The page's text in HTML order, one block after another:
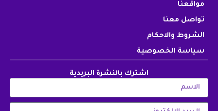
مواقعنا
تواصل معنا
الشروط والاحكام
سياسة الخصوصية
اشترك بالنشرة البريدية